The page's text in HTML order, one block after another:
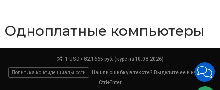
Одноплатные компьютеры
1 USD = 82.1665 руб. (курс на 10.08.2026)
Политика конфиденциальности
Нашли ошибку в тексте? Выделите ее и нажмите
Ctrl+Enter